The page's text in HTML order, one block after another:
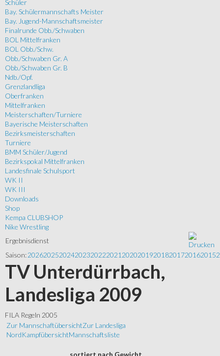
Schüler
Bay. Schülermannschafts Meister
Bay. Jugend-Mannschaftsmeister
Finalrunde Obb./Schwaben
BOL Mittelfranken
BOL Obb./Schw.
Obb./Schwaben Gr. A
Obb./Schwaben Gr. B
Ndb./Opf.
Grenzlandliga
Oberfranken
Mittelfranken
Meisterschaften/Turniere
Bayerische Meisterschaften
Bezirksmeisterschaften
Turniere
BMM Schüler/Jugend
Bezirkspokal Mittelfranken
Landesfinale Schulsport
WK II
WK III
Downloads
Shop
Kempa CLUBSHOP
Nike Wrestling
Ergebnisdienst
Saison:202620252024202320222021 202020192018201720162015
TV Unterdürrbach,
Landesliga 2009
FILA Regeln 2005
Zur MannschaftübersichtZur Landesliga
NordKampfübersichtMannschaftsliste
sortiert nach Gewicht